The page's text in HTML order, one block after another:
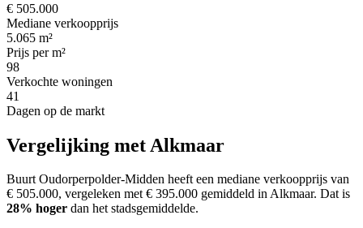
€ 505.000
Mediane verkoopprijs
5.065 m²
Prijs per m²
98
Verkochte woningen
41
Dagen op de markt
Vergelijking met Alkmaar
Buurt Oudorperpolder-Midden heeft een mediane verkoopprijs van
€ 505.000, vergeleken met € 395.000 gemiddeld in Alkmaar. Dat is
28% hoger dan het stadsgemiddelde.